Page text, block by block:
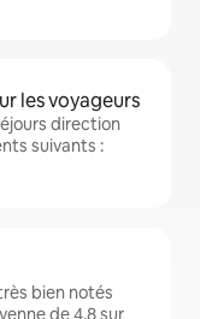
les voyageurs
direction
suivants :
bien notés
de 4,8 sur